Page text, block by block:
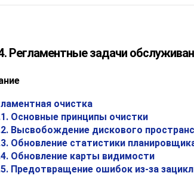
Регламентные задачи
очистка
Основные принципы очистки
Высвобождение дискового
Обновление статистики
Обновление карты видимости
Предотвращение ошибок из-за